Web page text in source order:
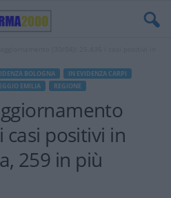
BOLOGNA
IN EVIDENZA CARPI
EMILIA REGIONE
casi positivi in
259 in più